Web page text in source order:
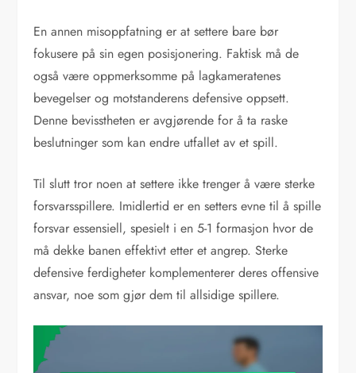
En annen misoppfatning er at settere bare bør
fokusere på sin egen posisjonering. Faktisk må de
også være oppmerksomme på lagkameratenes
bevegelser og motstanderens defensive oppsett.
Denne bevisstheten er avgjørende for å ta raske
beslutninger som kan endre utfallet av et spill.
Til slutt tror noen at settere ikke trenger å være sterke
forsvarsspillere. Imidlertid er en setters evne til å spille
forsvar essensiell, spesielt i en 5-1 formasjon hvor de
må dekke banen effektivt etter et angrep. Sterke
defensive ferdigheter komplementerer deres offensive
ansvar, noe som gjør dem til allsidige spillere.